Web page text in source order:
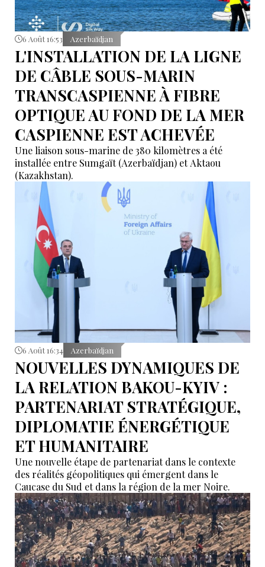
6 Août 16:53 Azerbaïdjan
L'INSTALLATION DE LA LIGNE
DE CÂBLE SOUS-MARIN
TRANSCASPIENNE À FIBRE
OPTIQUE AU FOND DE LA MER
CASPIENNE EST ACHEVÉE
Une liaison sous-marine de 380 kilomètres a été
installée entre Sumgaït (Azerbaïdjan) et Aktaou
(Kazakhstan).
6 Août 16:34 Azerbaïdjan
NOUVELLES DYNAMIQUES DE
LA RELATION BAKOU-KYIV :
PARTENARIAT STRATÉGIQUE,
DIPLOMATIE ÉNERGÉTIQUE
ET HUMANITAIRE
Une nouvelle étape de partenariat dans le contexte
des réalités géopolitiques qui émergent dans le
Caucase du Sud et dans la région de la mer Noire.